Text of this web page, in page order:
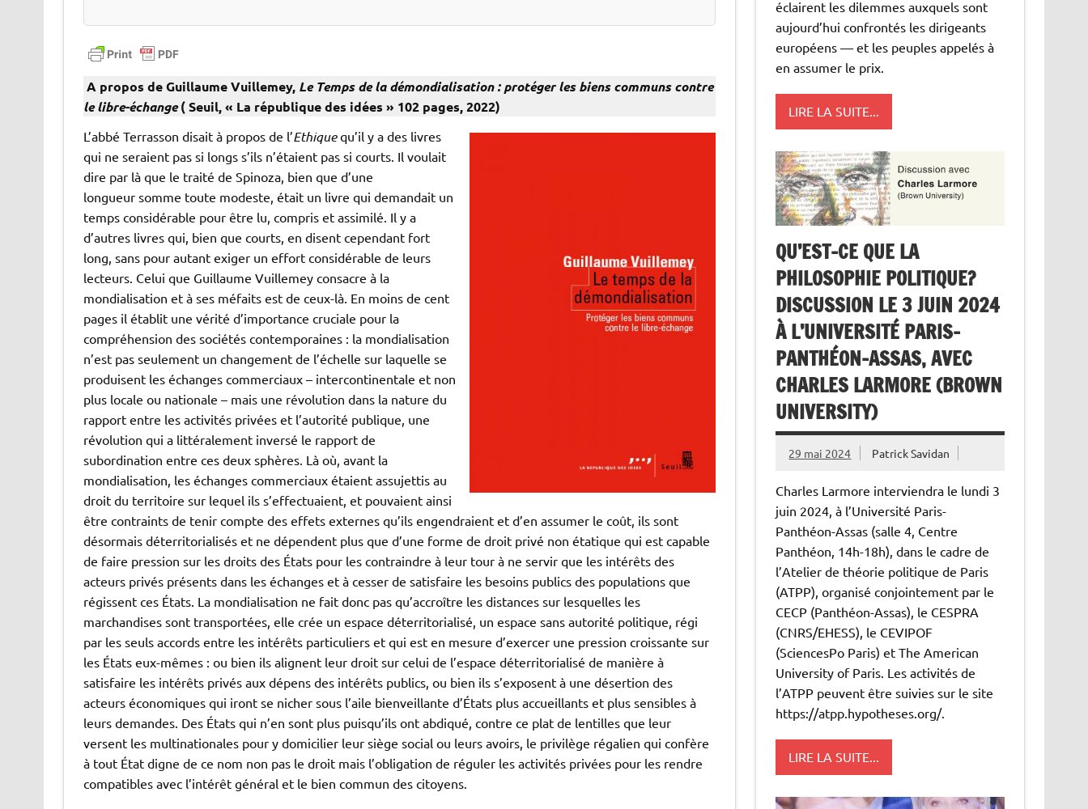
A propos de Guillaume Vuillemey, Le Temps de la démondialisation : protéger les biens communs contre
le libre-échange( Seuil, « La république des idées » 102 pages, 2022)
L’abbé Terrasson disait à propos de l’Ethiquequ’il y a des livres
qui ne seraient pas si longs s’ils n’étaient pas si courts. Il voulait
dire par là que le traité de Spinoza, bien que d’une
longueur somme toute modeste, était un livre qui demandait un
temps considérable pour être lu, compris et assimilé. Il y a
d’autres livres qui, bien que courts, en disent cependant fort
long, sans pour autant exiger un effort considérable de leurs
lecteurs. Celui que Guillaume Vuillemey consacre à la
mondialisation et à ses méfaits est de ceux-là. En moins de cent
pages il établit une vérité d’importance cruciale pour la
compréhension des sociétés contemporaines : la mondialisation
n’est pas seulement un changement de l’échelle sur laquelle se
produisent les échanges commerciaux – intercontinentale et non
plus locale ou nationale – mais une révolution dans la nature du
rapport entre les activités privées et l’autorité publique, une
révolution qui a littéralement inversé le rapport de
subordination entre ces deux sphères. Là où, avant la
mondialisation, les échanges commerciaux étaient assujettis au
droit du territoire sur lequel ils s’effectuaient, et pouvaient ainsi
être contraints de tenir compte des effets externes qu’ils engendraient et d’en assumer le coût, ils sont
désormais déterritorialisés et ne dépendent plus que d’une forme de droit privé non étatique qui est capable
de faire pression sur les droits des États pour les contraindre à leur tour à ne servir que les intérêts des
acteurs privés présents dans les échanges et à cesser de satisfaire les besoins publics des populations que
régissent ces États. La mondialisation ne fait donc pas qu’accroître les distances sur lesquelles les
marchandises sont transportées, elle crée un espace déterritorialisé, un espace sans autorité politique, régi
par les seuls accords entre les intérêts particuliers et qui est en mesure d’exercer une pression croissante sur
les États eux-mêmes : ou bien ils alignent leur droit sur celui de l’espace déterritorialisé de manière à
satisfaire les intérêts privés aux dépens des intérêts publics, ou bien ils s’exposent à une désertion des
acteurs économiques qui iront se nicher sous l’aile bienveillante d’États plus accueillants et plus sensibles à
leurs demandes. Des États qui n’en sont plus puisqu’ils ont abdiqué, contre ce plat de lentilles que leur
versent les multinationales pour y domicilier leur siège social ou leurs avoirs, le privilège régalien qui confère
à tout État digne de ce nom non pas le droit mais l’obligation de réguler les activités privées pour les rendre
compatibles avec l’intérêt général et le bien commun des citoyens.
éclairent les dilemmes auxquels sont
aujourd’hui confrontés les dirigeants
européens — et les peuples appelés à
en assumer le prix.
LIRE LA SUITE...
QU’EST-CE QUE LA
PHILOSOPHIE POLITIQUE?
DISCUSSION LE 3 JUIN 2024
À L’UNIVERSITÉ PARIS-
PANTHÉON-ASSAS, AVEC
CHARLES LARMORE (BROWN
UNIVERSITY)
29 mai 2024 Patrick Savidan
Charles Larmore interviendra le lundi 3
juin 2024, à l’Université Paris-
Panthéon-Assas (salle 4, Centre
Panthéon, 14h-18h), dans le cadre de
l’Atelier de théorie politique de Paris
(ATPP), organisé conjointement par le
CECP (Panthéon-Assas), le CESPRA
(CNRS/EHESS), le CEVIPOF
(SciencesPo Paris) et The American
University of Paris. Les activités de
l’ATPP peuvent être suivies sur le site
https://atpp.hypotheses.org/.
LIRE LA SUITE...